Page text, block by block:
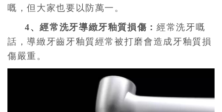
嘅，但大家也要以防萬一。
4、經常洗牙導緻牙釉質損傷：經常洗牙嘅
話，導緻牙齒牙釉質經常被打磨會造成牙釉質損
傷嚴重。